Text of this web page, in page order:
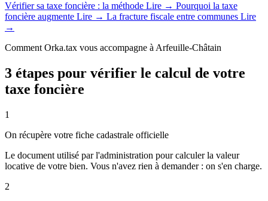
Vérifier sa taxe foncière : la méthode Lire → Pourquoi la taxe
foncière augmente Lire → La fracture fiscale entre communes Lire
→
Comment Orka.tax vous accompagne à Arfeuille-Châtain
3 étapes pour vérifier le calcul de votre
taxe foncière
1
On récupère votre fiche cadastrale officielle
Le document utilisé par l'administration pour calculer la valeur
locative de votre bien. Vous n'avez rien à demander : on s'en charge.
2